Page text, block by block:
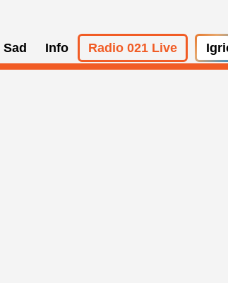
Info Radio 021 Live